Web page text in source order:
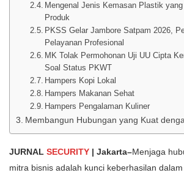
Mengenal Jenis Kemasan Plastik
Produk
PKSS Gelar Jambore Satpam 2026,
Pelayanan Profesional
MK Tolak Permohonan Uji UU Cipta
Soal Status PKWT
Hampers Kopi Lokal
Hampers Makanan Sehat
Hampers Pengalaman Kuliner
Membangun Hubungan yang Kuat
JURNAL SECURITY | Jakarta–Menjaga
mitra bisnis adalah kunci keberhasilan